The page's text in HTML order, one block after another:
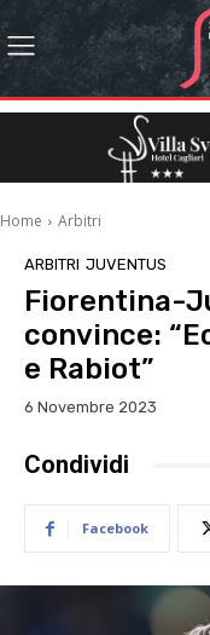
Home Arbitri
ARBITRI JUVENTUS
Fiorentina-
convince:
e Rabiot”
6 Novembre 2023
Condividi
Facebook